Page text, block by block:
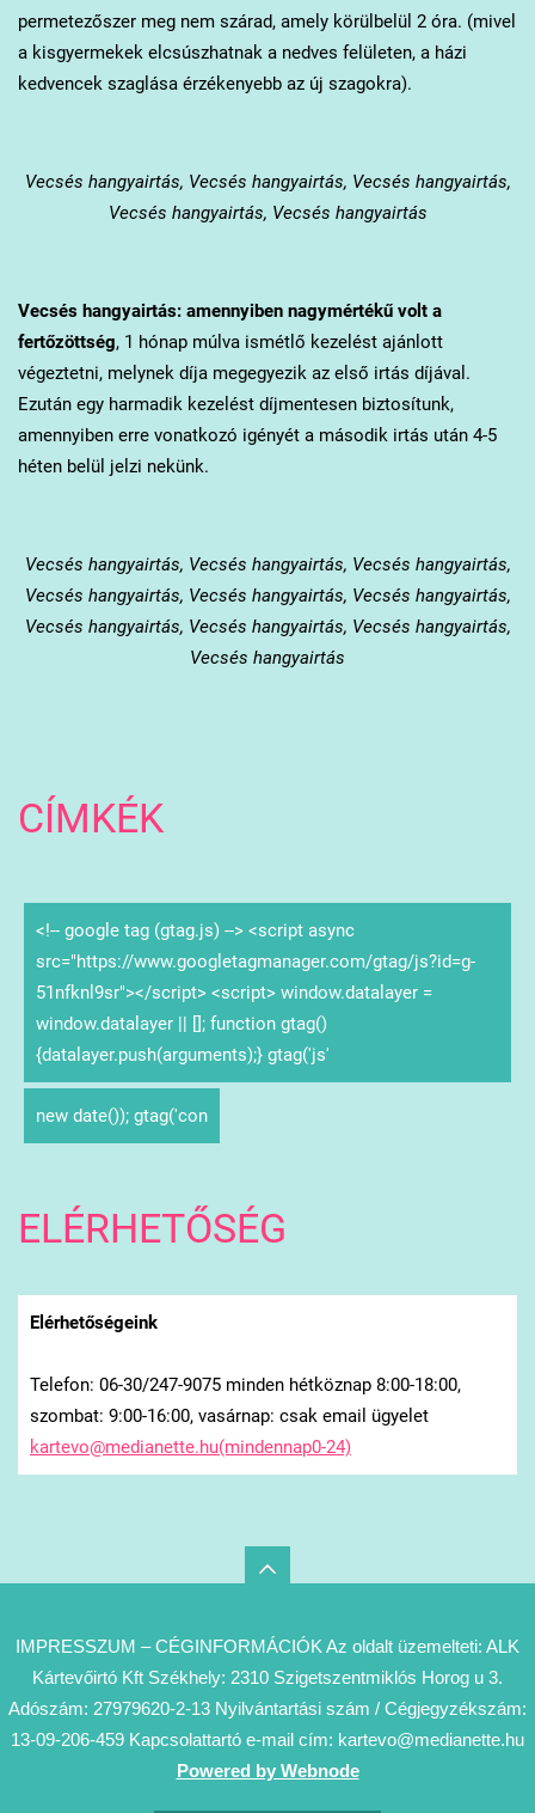
permetezőszer meg nem szárad, amely körülbelül 2 óra. (mivel
a kisgyermekek elcsúszhatnak a nedves felületen, a házi
kedvencek szaglása érzékenyebb az új szagokra).
Vecsés hangyairtás, Vecsés hangyairtás, Vecsés hangyairtás,
Vecsés hangyairtás, Vecsés hangyairtás
Vecséshangyairtás: amennyiben nagymértékű volt a
fertőzöttség, 1 hónap múlva ismétlő kezelést ajánlott
végeztetni, melynek díja megegyezik az első irtás díjával.
Ezután egy harmadik kezelést díjmentesen biztosítunk,
amennyiben erre vonatkozó igényét a második irtás után 4-5
héten belül jelzi nekünk.
Vecsés hangyairtás, Vecsés hangyairtás, Vecsés hangyairtás,
Vecsés hangyairtás, Vecsés hangyairtás, Vecsés hangyairtás,
Vecsés hangyairtás, Vecsés hangyairtás, Vecsés hangyairtás,
Vecsés hangyairtás
CÍMKÉK
<!-- google tag (gtag.js) --> <script async
src="https://www.googletagmanager.com/gtag/js?id=g-
51nfknl9sr"></script> <script> window.datalayer =
window.datalayer || []; function gtag()
{datalayer.push(arguments);} gtag('js'
new date()); gtag('con
ELÉRHETŐSÉG
Elérhetőségeink
Telefon: 06-30/247-9075 minden hétköznap 8:00-18:00,
szombat: 9:00-16:00, vasárnap: csak email ügyelet
kartevo@medianette.hu(mindennap0-24)
IMPRESSZUM – CÉGINFORMÁCIÓK Az oldalt üzemelteti: ALK
Kártevőirtó Kft Székhely: 2310 Szigetszentmiklós Horog u 3.
Adószám: 27979620-2-13 Nyilvántartási szám / Cégjegyzékszám:
13-09-206-459 Kapcsolattartó e-mail cím: kartevo@medianette.hu
Powered by Webnode